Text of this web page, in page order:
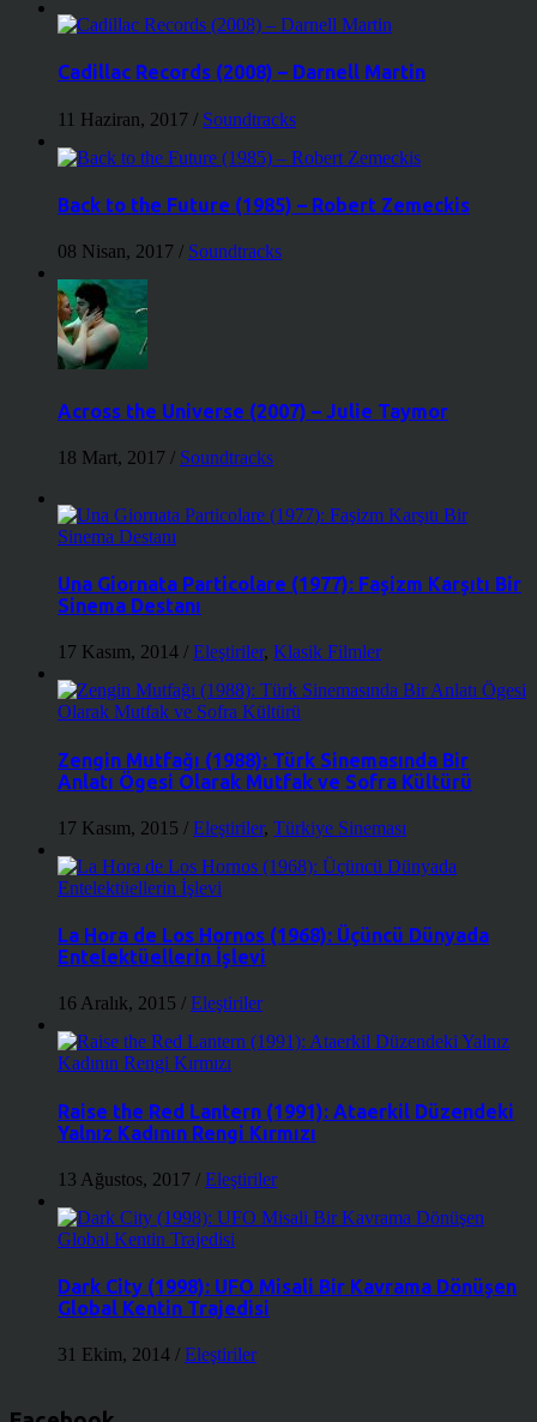
Cadillac Records (2008) – Darnell Martin
11 Haziran, 2017 / Soundtracks
Back to the Future (1985) – Robert Zemeckis
08 Nisan, 2017 / Soundtracks
Across the Universe (2007) – Julie Taymor
18 Mart, 2017 / Soundtracks
Una Giornata Particolare (1977): Faşizm Karşıtı Bir
Sinema Destanı
17 Kasım, 2014 / Eleştiriler, Klasik Filmler
Zengin Mutfağı (1988): Türk Sinemasında Bir
Anlatı Ögesi Olarak Mutfak ve Sofra Kültürü
17 Kasım, 2015 / Eleştiriler, Türkiye Sineması
La Hora de Los Hornos (1968): Üçüncü Dünyada
Entelektüellerin İşlevi
16 Aralık, 2015 / Eleştiriler
Raise the Red Lantern (1991): Ataerkil Düzendeki
Yalnız Kadının Rengi Kırmızı
13 Ağustos, 2017 / Eleştiriler
Dark City (1998): UFO Misali Bir Kavrama Dönüşen
Global Kentin Trajedisi
31 Ekim, 2014 / Eleştiriler